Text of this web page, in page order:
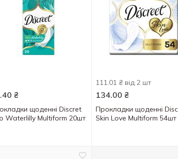
₴
щоденні Discret
Waterlilly Multiform 20шт
111.01 ₴ від 2 шт
134.00 ₴
Прокладки щоденні
Skin Love Multiform 54шт